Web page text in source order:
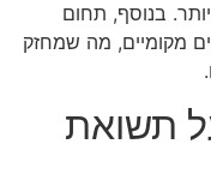
בנוסף, תחום
מקומיים, מה שמחזק
תשואת